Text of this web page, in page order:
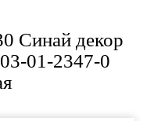
Синай декор
01-2347-0